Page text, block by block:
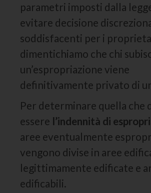
parametri imposti dalla
evitare decisione
soddisfacenti per i
dimentichiamo che chi
un’espropriazione viene
definitivamente privato di
Per determinare quella che
essere l’indennità di
aree eventualmente
vengono divise in aree
legittimamente edificate e
edificabili.